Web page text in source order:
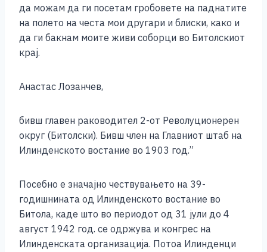
да можам да ги посетам гробовете на паднатите
на полето на честа мои другари и блиски, како и
да ги бакнам моите живи соборци во Битолскиот
крај.
Анастас Лозанчев,
бивш главен раководител 2-от Револуционерен
округ (Битолски). Бивш член на Главниот штаб на
Илинденското востание во 1903 год.”
Посебно е значајно чествувањето на 39-
годишнината од Илинденското востание во
Битола, каде што во периодот од 31 јули до 4
август 1942 год. се одржува и конгрес на
Илинденската организација. Потоа Илинденци